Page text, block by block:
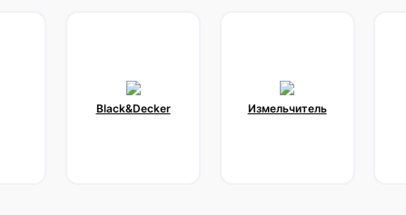
Black&Decker Измельчитель